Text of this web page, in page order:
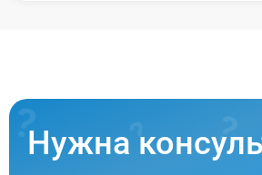
Нужна